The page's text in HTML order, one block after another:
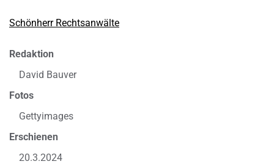
Schönherr Rechtsanwälte
Redaktion
David Bauver
Fotos
Gettyimages
Erschienen
20.3.2024